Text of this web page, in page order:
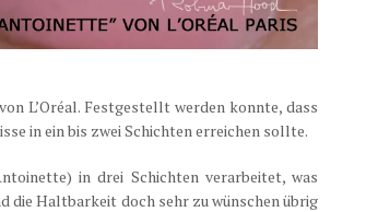
L’Oréal. Festgestellt werden konnte, dass
in ein bis zwei Schichten erreichen sollte.
in drei Schichten verarbeitet, was
die Haltbarkeit doch sehr zu wünschen übrig